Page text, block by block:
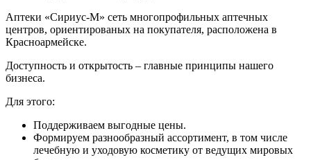
Аптеки «Сириус-М» сеть многопрофильных аптечных
центров, ориентированых на покупателя, расположена в
Красноармейске.
Доступность и открытость – главные принципы нашего
бизнеса.
Для этого:
Поддерживаем выгодные цены.
Формируем разнообразный ассортимент, в том числе
лечебную и уходовую косметику от ведущих мировых